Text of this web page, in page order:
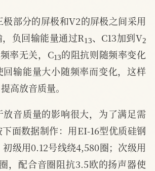
极部分的屏极和V2的屏极之间采用
负回输能量通过R13、C13加到V2
率无关，C13的阻抗则随频率变化
回输能量大小随频率而变化，这样
高放音质量。
音质量的影响很大，为了满足需
面数据制作：用EI-16型优质硅钢
级用0.12号线绕4,580圈；次级用
，配合音圈阻抗3.5欧的扬声器使